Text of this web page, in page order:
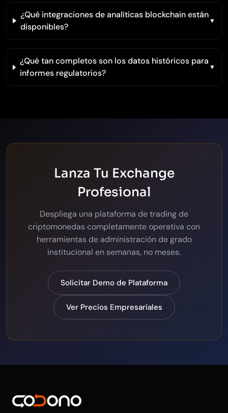
¿Qué integraciones de analíticas blockchain están
disponibles?
¿Qué tan completos son los datos históricos para
informes regulatorios?
Lanza Tu Exchange
Profesional
Despliega una plataforma de trading de
criptomonedas completamente operativa con
herramientas de administración de grado
institucional en semanas, no meses.
Solicitar Demo de Plataforma
Ver Precios Empresariales